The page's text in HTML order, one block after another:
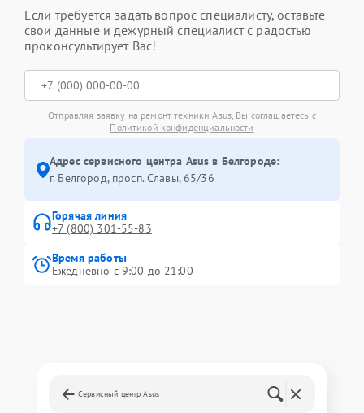
Если требуется задать вопрос специалисту, оставьте
свои данные и дежурный специалист с радостью
проконсультирует Вас!
Отправляя заявку на ремонт техники Asus, Вы соглашаетесь с
Политикой конфиденциальности
Адрес сервисного центра Asus в Белгороде:
г. Белгород, просп. Славы, 65/36
Горячая линия
+7 (800) 301-55-83
Время работы
Ежедневно с 9:00 до 21:00
Сервисный центр Asus